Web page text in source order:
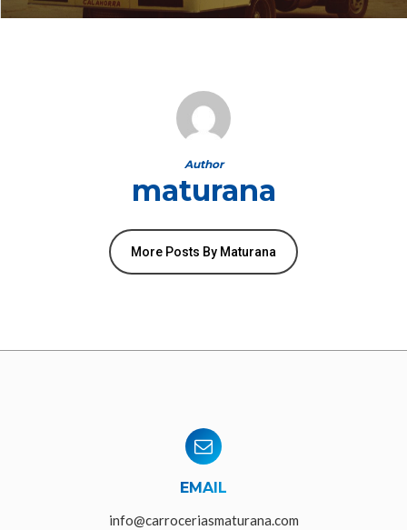
Author
maturana
More Posts By Maturana
EMAIL
info@carroceriasmaturana.com